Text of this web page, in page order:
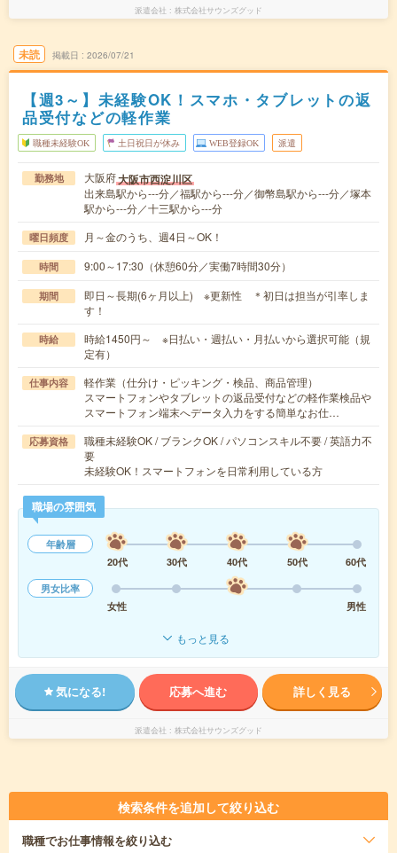
派遣会社 株式会社サウンズグッド
未読 掲載日 2026/07/21
【週3～】未経験OK！スマホ・タブレットの返
品受付などの軽作業
職種未経験OK 土日祝日が休み WEB登録OK 派遣
勤務地 大阪府大阪市西淀川区
出来島駅から---分／福駅から---分／御幣島駅から---分／塚本
駅から---分／十三駅から---分
曜日頻度 月～金のうち、週4日～OK！
時間 9:00～17:30（休憩60分／実働7時間30分）
期間
即日～長期(6ヶ月以上) ※更新性 ＊初日は担当が引率しま
す！
時給
時給1450円～ ※日払い・週払い・月払いから選択可能（規
定有）
仕事内容
軽作業（仕分け・ピッキング・検品、商品管理）
スマートフォンやタブレットの返品受付などの軽作業検品や
スマートフォン端末へデータ入力をする簡単なお仕…
応募資格
職種未経験OK / ブランクOK / パソコンスキル不要 / 英語力不
要
未経験OK！スマートフォンを日常利用している方
職場の雰囲気
年齢層
20代
30代 40代 50代
60代
男女比率
女性
男性
もっと見る
気になる! 応募へ進む 詳しく見る
派遣会社 株式会社サウンズグッド
検索条件を追加して絞り込む
職種でお仕事情報を絞り込む